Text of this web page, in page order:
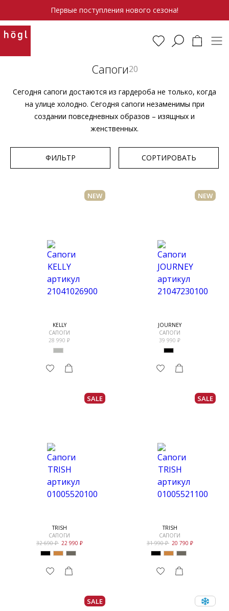
Первые поступления нового сезона!
Сапоги20
Сегодня сапоги достаются из гардероба не только, когда
на улице холодно. Сегодня сапоги незаменимы при
создании повседневных образов – изящных и
женственных.
ФИЛЬТР СОРТИРОВАТЬ
NEW
KELLY
САПОГИ
28 990
NEW
JOURNEY
САПОГИ
39 990
SALE
TRISH
САПОГИ
32 690
22 990
SALE
TRISH
САПОГИ
31 990
20 790
SALE